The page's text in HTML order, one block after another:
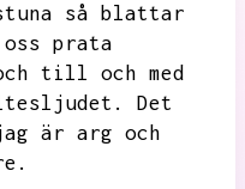
så blattar
prata
till och med
Det
är arg och